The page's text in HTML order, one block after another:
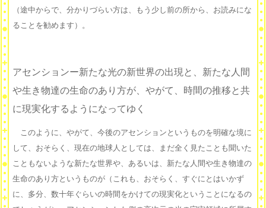
（途中からで、分かりづらい方は、もう少し前の所から、お読みにな
ることを勧めます）。
アセンションー新たな光の新世界の出現と、新たな人間
や生き物達の生命のあり方が、やがて、時間の推移と共
に現実化するようになってゆく
このように、やがて、今後のアセンションというものを明確な境に
して、おそらく、現在の地球人としては、まだ全く見たことも聞いた
こともないような新たな世界や、あるいは、新たな人間や生き物達の
生命のあり方というものが（これも、おそらく、すぐにとはいかず
に、多分、数十年ぐらいの時間をかけての現実化ということになるの